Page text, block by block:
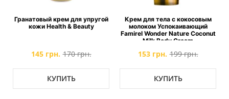
Гранатовый крем для упругой
кожи Health & Beauty
145 грн. 170 грн.
КУПИТЬ
Крем для тела с кокосовым
молоком Успокаивающий
Famirel Wonder Nature Coconut
Milk Body Cream
153 грн. 199 грн.
КУПИТЬ